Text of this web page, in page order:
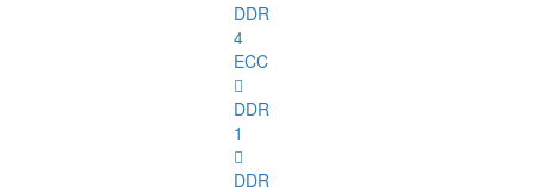
DDR
4
ECC
DDR
1
DDR